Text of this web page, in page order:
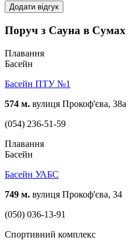
Додати відгук
Поруч з Сауна в Сумах
Плавання
Басейн
Басейн ПТУ №1
574 м. вулиця Прокоф'єва, 38а
(054) 236-51-59
Плавання
Басейн
Басейн УАБС
749 м. вулиця Прокоф'єва, 34
(050) 036-13-91
Спортивний комплекс